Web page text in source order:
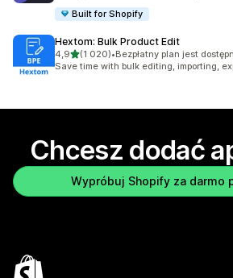
Built for Shopify
Hextom: Bulk Product Edit
4,9na 5 gwiazdek
(1 020)
Łączna liczba recenzji: 1020
•Bezpłatny plan jest
Save time with bulk editing, importing,
Chcesz dodać
Wypróbuj Shopify za darmo